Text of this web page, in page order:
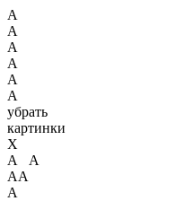
А
А
А
А
А
А
убрать
картинки
X
А А
АА
А